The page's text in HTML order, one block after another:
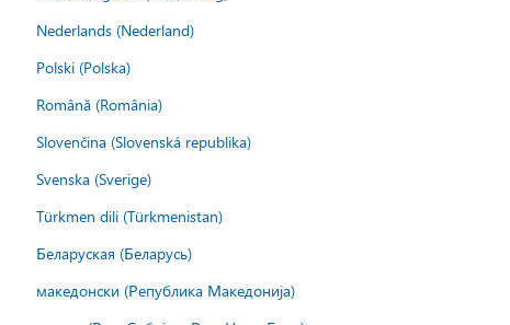
Nederlands (Nederland)
Polski (Polska)
Română (România)
Slovenčina (Slovenská republika)
Svenska (Sverige)
Türkmen dili (Türkmenistan)
Беларуская (Беларусь)
македонски (Република Македонија)